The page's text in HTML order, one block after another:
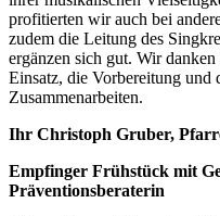
profitierten wir auch bei
zudem die Leitung des
ergänzen sich gut. Wir
Einsatz, die Vorbereitung und
Zusammenarbeiten.
Ihr Christoph Gruber,
Empfinger Frühstück mit
Präventionsberaterin